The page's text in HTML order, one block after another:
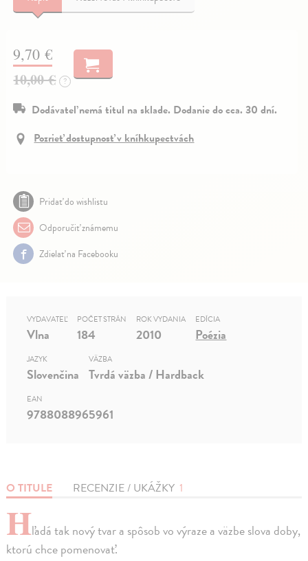
9,70 €
10,00 € ?
Dodávateľ nemá titul na sklade. Dodanie do cca. 30 dní.
Pozrieť dostupnosť v kníhkupectvách
Pridať do wishlistu
Odporučiť známemu
Zdielať na Facebooku
O TITULE RECENZIE / UKÁŽKY 1
Hľadá tak nový tvar a spôsob vo výraze a väzbe slova doby,
ktorú chce pomenovať.
VYDAVATEĽ
Vlna
POČET STRÁN
184
ROK VYDANIA
2010
EDÍCIA
Poézia
JAZYK
Slovenčina
VÄZBA
Tvrdá väzba / Hardback
EAN
9788088965961